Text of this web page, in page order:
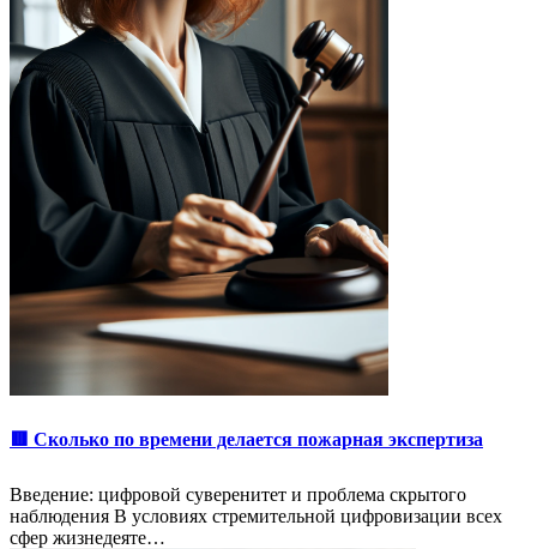
🟥 Сколько по времени делается пожарная экспертиза
Введение: цифровой суверенитет и проблема скрытого
наблюдения В условиях стремительной цифровизации всех
сфер жизнедеяте…